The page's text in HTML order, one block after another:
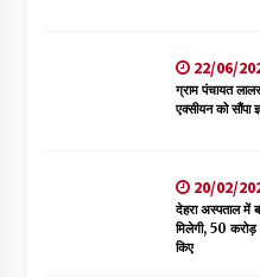
22/06/
ग्राम पंचायत
एक्सीयन को सौंपा
20/02/
देहरा अस्पताल में
मिलेगी, 50 करोड़
किए